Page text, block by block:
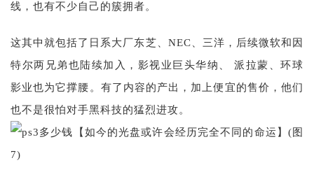
线，也有不少自己的簇拥者。
这其中就包括了日系大厂东芝、NEC、三洋，后续微软和因
特尔两兄弟也陆续加入，影视业巨头华纳、 派拉蒙、环球
影业也为它撑腰。有了内容的产出，加上便宜的售价，他们
也不是很怕对手黑科技的猛烈进攻。